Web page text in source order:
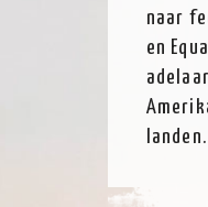
naar
en